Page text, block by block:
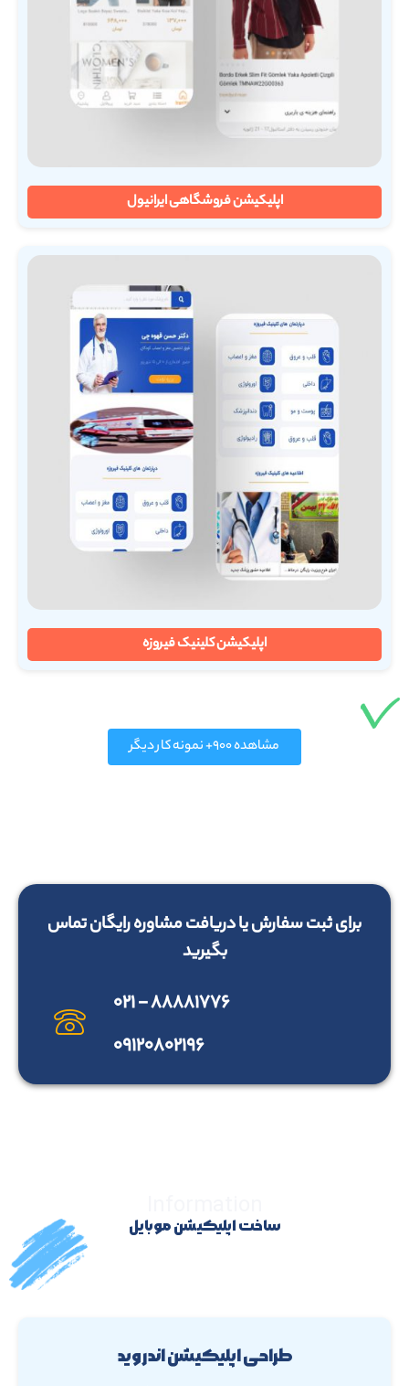
اپلیکیشن فروشگاهی ایرانیول
اپلیکیشن کلینیک فیروزه
مشاهده ۹۰۰+ نمونه کار دیگر
برای ثبت سفارش یا دریافت مشاوره رایگان تماس
بگیرید
۸۸۸۸۱۷۷۶ - ۰۲۱
۰۹۱۲۰۸۰۲۱۹۶
ساخت اپلیکیشن موبایل
طراحی اپلیکیشن اندروید